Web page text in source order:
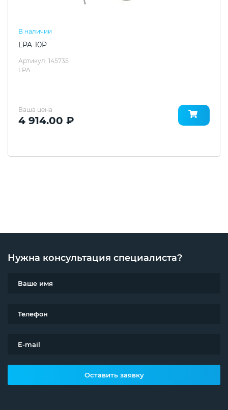
В наличии
LPA-10P
Артикул: 145735
LPA
Ваша цена
4 914.00 ₽
Нужна консультация специалиста?
Оставить заявку